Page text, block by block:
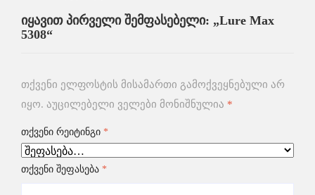
იყავით პირველი შემფასებელი: „Lure Max
5308“
თქვენი ელფოსტის მისამართი გამოქვეყნებული არ
იყო. აუცილებელი ველები მონიშნულია *
თქვენი რეიტინგი *
თქვენი შეფასება *